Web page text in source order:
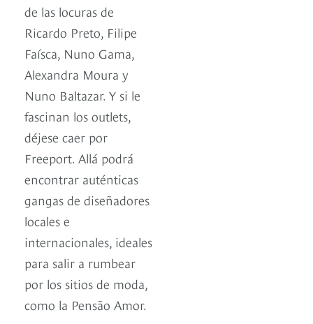
de las locuras de
Ricardo Preto, Filipe
Faísca, Nuno Gama,
Alexandra Moura y
Nuno Baltazar. Y si le
fascinan los outlets,
déjese caer por
Freeport. Allá podrá
encontrar auténticas
gangas de diseñadores
locales e
internacionales, ideales
para salir a rumbear
por los sitios de moda,
como la Pensão Amor.